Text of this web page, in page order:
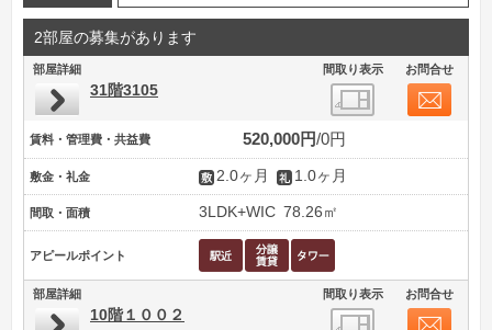
2部屋の募集があります
部屋詳細 間取り表示 お問合せ
31階3105
賃料・管理費・共益費 520,000円 0円
敷金・礼金 2.0ヶ月 1.0ヶ月
間取・面積 3LDK+WIC 78.26㎡
アピールポイント
部屋詳細 間取り表示 お問合せ
10階１００２